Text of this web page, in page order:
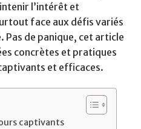
l’intérêt et
face aux défis variés
Pas de panique, cet article
concrètes et pratiques
et efficaces.
captivants